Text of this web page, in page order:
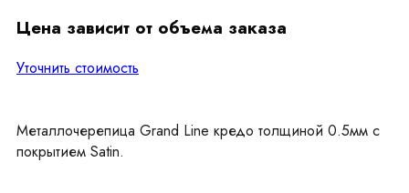
Цена зависит от объема заказа
Уточнить стоимость
Металлочерепица Grand Line кредо толщиной 0.5мм с
покрытием Satin.